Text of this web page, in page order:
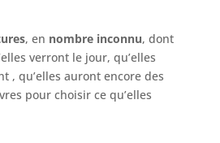
, en nombre inconnu, dont
verront le jour, qu’elles
qu’elles auront encore des
pour choisir ce qu’elles